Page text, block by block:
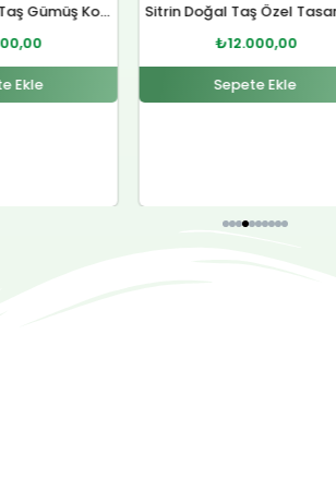
Sitrin Doğal Taş Özel Tasarım Gümüş Kolye
Ekle
₺9.000,00
Sepete Ekle